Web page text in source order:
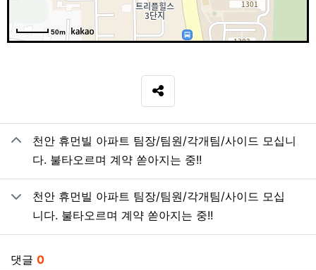
50m
SNS 공유
관련자료
천안 휴먼빌 아파트 팀장/팀원/각개팀/사이드 모십니
다. 불타오르며 계약 쏟아지는 중!!
천안 휴먼빌 아파트 팀장/팀원/각개팀/사이드 모십
니다. 불타오르며 계약 쏟아지는 중!!
댓글 0